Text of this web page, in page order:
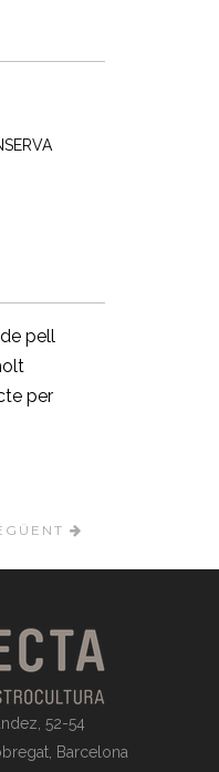
pell
per
52-54
Barcelona